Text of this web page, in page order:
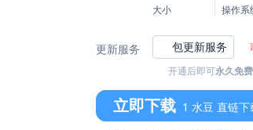
大小 操作系
更新服务 包更新服务
开通后即可永久免费
立即下载 1 水豆 直链下